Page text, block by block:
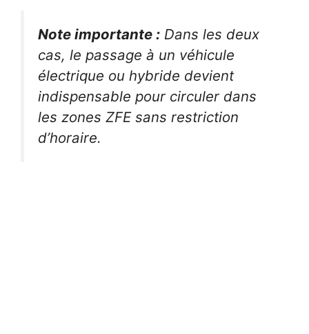
Note importante : Dans les deux
cas, le passage à un véhicule
électrique ou hybride devient
indispensable pour circuler dans
les zones ZFE sans restriction
d’horaire.